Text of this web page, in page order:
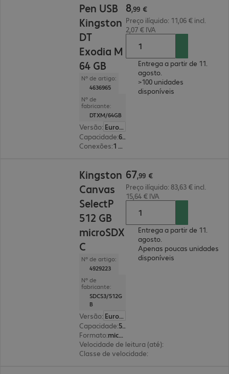
Pen USB
Kingston
DT
Exodia M
64 GB
Nº de artigo:
4636965
Nº de
fabricante:
DTXM/64GB
Versão:
Europa
Capacidade: 64 GB
Conexões: 1 x USB 3.2 tipo A
8,99 €
Preço ilíquido: 11,06 € incl.
2,07 € IVA
Entrega a partir de 11.
agosto.
>100 unidades
disponíveis
Kingston
Canvas
SelectP
512 GB
microSDX
C
Nº de artigo:
4929223
Nº de
fabricante:
SDCS3/512G
B
Versão:
Europa
Capacidade: 512 GB
Formato:
microSDXC
Velocidade de leitura (até):
Classe de velocidade:
67,99 €
Preço ilíquido: 83,63 € incl.
15,64 € IVA
Entrega a partir de 11.
agosto.
Apenas poucas unidades
disponíveis